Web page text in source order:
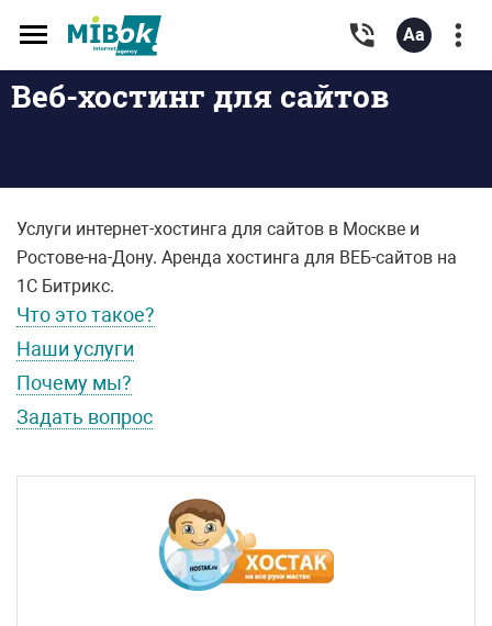
Toggle
navigation
Веб-хостинг для сайтов
Услуги интернет-хостинга для сайтов в Москве и
Ростове-на-Дону. Аренда хостинга для ВЕБ-сайтов на
1С Битрикс.
Что это такое?
Наши услуги
Почему мы?
Задать вопрос